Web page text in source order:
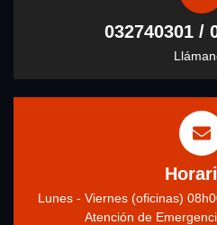
032740301 /
Lunes - Viernes (oficinas)
Atención de